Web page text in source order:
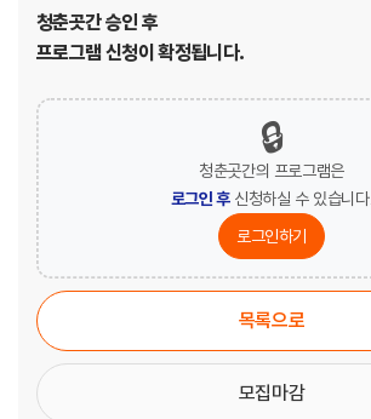
청춘곳간 승인 후
프로그램 신청이 확정됩니다.
🔒
청춘곳간의 프로그램은
로그인 후신청하실 수 있습니다.
로그인하기
목록으로